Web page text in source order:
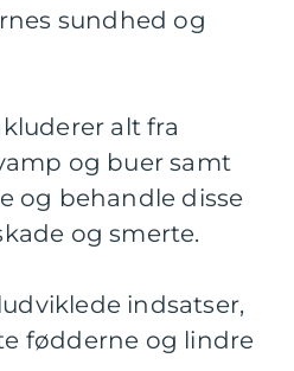
sundhed og
alt fra
og buer samt
og behandle disse
og smerte.
indsatser,
fødderne og lindre